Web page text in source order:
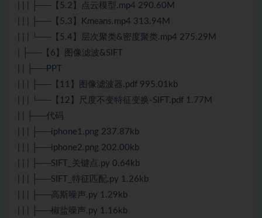
| | | ├──【5.2】点云模型.mp4 290.60M
| | | ├──【5.3】Kmeans.mp4 313.94M
| | | └──【5.4】层次聚类&密度聚类.mp4 275.29M
| ├──【6】图像滤波&SIFT
| | ├──PPT
| | | ├──【11】图像滤波器.pdf 995.01kb
| | | └──【12】尺度不变特征变换-SIFT.pdf 1.77M
| | ├──代码
| | | ├──iphone1.png 237.87kb
| | | ├──iphone2.png 202.00kb
| | | ├──SIFT_关键点.py 0.64kb
| | | ├──SIFT_特征匹配.py 1.26kb
| | | ├──高斯噪声.py 1.29kb
| | | ├──椒盐噪声.py 1.16kb